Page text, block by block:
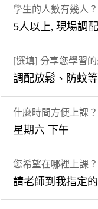
學生的人數有幾人？
5人以上, 現場調
[選填] 分享您學習
調配放鬆、防蚊
什麼時間方便上課？
星期六 下午
您希望在哪裡上課？
請老師到我指定